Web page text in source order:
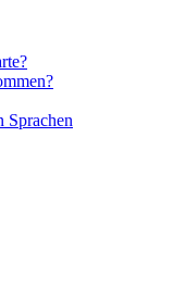
Sprachen